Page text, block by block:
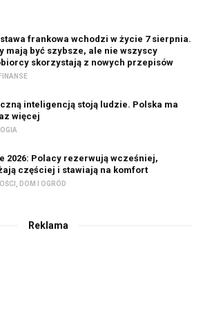
frankowa wchodzi w życie 7 sierpnia.
mają być szybsze, ale nie wszyscy
skorzystają z nowych przepisów
inteligencją stoją ludzie. Polska ma
więcej
2026: Polacy rezerwują wcześniej,
częściej i stawiają na komfort
DOM I OGRÓD
Reklama